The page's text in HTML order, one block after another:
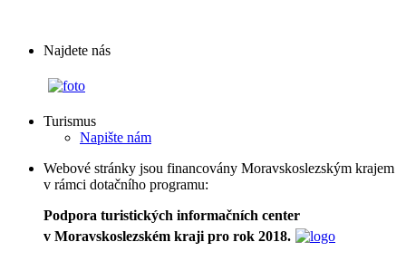
Najdete nás
Turismus
Napište nám
Webové stránky jsou financovány Moravskoslezským krajem
v rámci dotačního programu:
Podpora turistických informačních center
v Moravskoslezském kraji pro rok 2018.